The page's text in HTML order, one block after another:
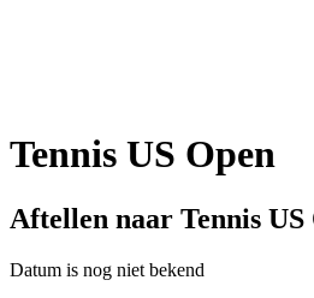
Tennis US Open
Aftellen naar Tennis US
Datum is nog niet bekend